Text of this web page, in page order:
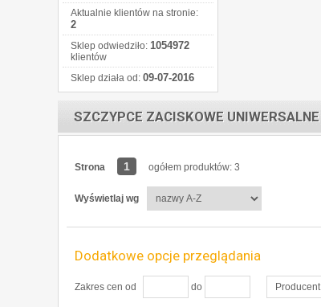
Aktualnie klientów na stronie:
2
Sklep odwiedziło: 1054972
klientów
Sklep działa od: 09-07-2016
SZCZYPCE ZACISKOWE UNIWERSALNE
Strona 1 ogółem produktów: 3
Wyświetlaj wg
Dodatkowe opcje przeglądania
Zakres cen od do Producent